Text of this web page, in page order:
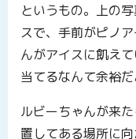
というもの。上の
スで、手前がピノ
んがアイスに飢え
当てるなんて余裕だ
ルビーちゃんが来
置してある場所に